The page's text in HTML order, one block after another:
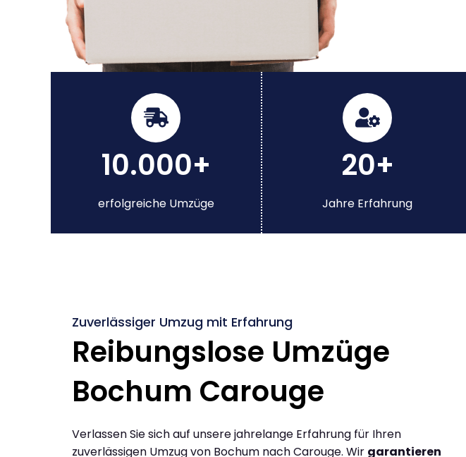
10.000+
erfolgreiche Umzüge
20+
Jahre Erfahrung
Zuverlässiger Umzug mit Erfahrung
Reibungslose Umzüge
Bochum Carouge
Verlassen Sie sich auf unsere jahrelange Erfahrung für Ihren
zuverlässigen Umzug von Bochum nach Carouge. Wir garantieren